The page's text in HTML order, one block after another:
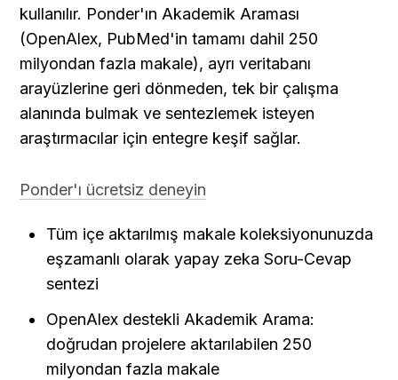
kullanılır. Ponder'ın Akademik Araması
(OpenAlex, PubMed'in tamamı dahil 250
milyondan fazla makale), ayrı veritabanı
arayüzlerine geri dönmeden, tek bir çalışma
alanında bulmak ve sentezlemek isteyen
araştırmacılar için entegre keşif sağlar.
Ponder'ı ücretsiz deneyin
Tüm içe aktarılmış makale koleksiyonunuzda
eşzamanlı olarak yapay zeka Soru-Cevap
sentezi
OpenAlex destekli Akademik Arama:
doğrudan projelere aktarılabilen 250
milyondan fazla makale